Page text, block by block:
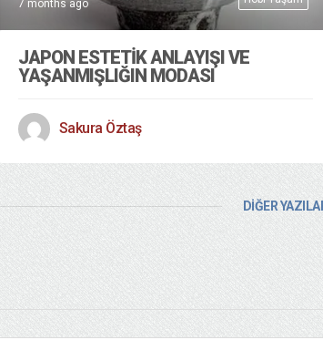
7 months ago
JAPON ESTETİK ANLAYIŞI VE
YAŞANMIŞLIĞIN MODASI
Sakura Öztaş
DİĞER